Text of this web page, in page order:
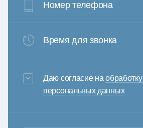
Номер телефона
Время для звонка
3+6=
Даю согласие наобработку
персональных данных